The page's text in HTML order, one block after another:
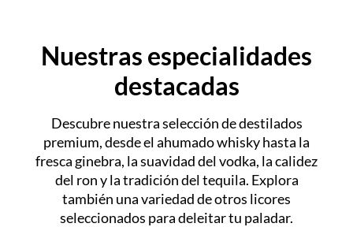
Nuestras especialidades
destacadas
Descubre nuestra selección de destilados
premium, desde el ahumado whisky hasta la
fresca ginebra, la suavidad del vodka, la calidez
del ron y la tradición del tequila. Explora
también una variedad de otros licores
seleccionados para deleitar tu paladar.